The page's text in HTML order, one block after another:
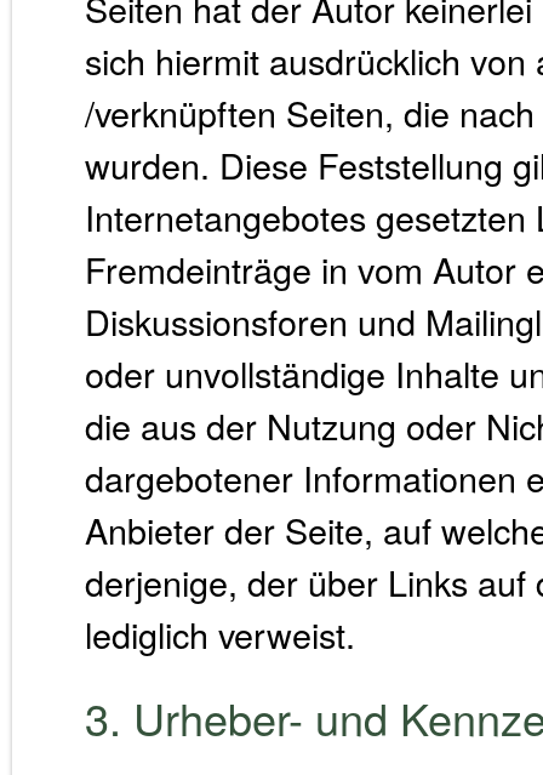
sich hiermit ausdrücklich
/verknüpften Seiten, die
wurden. Diese Feststellung
Internetangebotes
Fremdeinträge in vom Autor
Diskussionsforen und
oder unvollständige Inhalte
die aus der Nutzung oder
dargebotener Informationen
Anbieter der Seite, auf
derjenige, der über Links auf
lediglich verweist.
3. Urheber- und